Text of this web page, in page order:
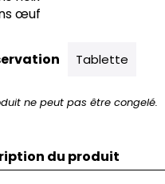
œuf
Tablette
ne peut pas être congelé.
du produit